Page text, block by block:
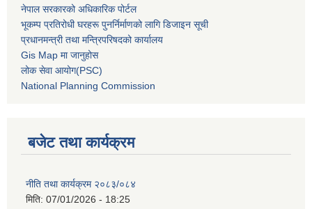
नेपाल सरकारको अधिकारिक पोर्टल
भूकम्प प्रतिरोधी घरहरू पुनर्निर्माणको लागि डिजाइन सूची
प्रधानमन्त्री तथा मन्त्रिपरिषदको कार्यालय
Gis Map मा जानुहोस
लोक सेवा आयोग(PSC)
National Planning Commission
बजेट तथा कार्यक्रम
नीति तथा कार्यक्रम २०८३/०८४
मिति: 07/01/2026 - 18:25